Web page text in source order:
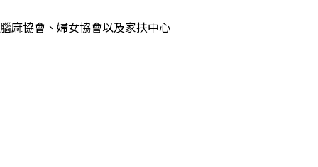
麻協會、婦女協會以及家扶中心